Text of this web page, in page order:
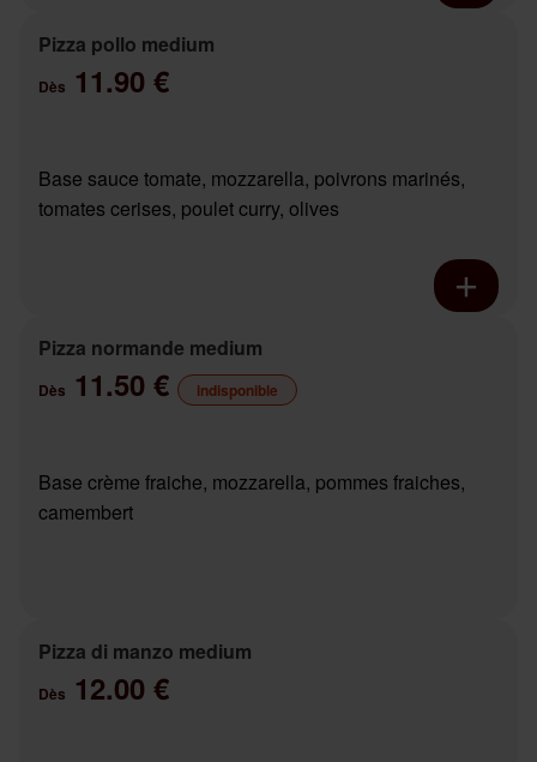
Pizza pollo medium
Dès 11.90 €
Base sauce tomate, mozzarella, poivrons marinés,
tomates cerises, poulet curry, olives
Pizza normande medium
Dès 11.50 € indisponible
Base crème fraiche, mozzarella, pommes fraiches,
camembert
Pizza di manzo medium
Dès 12.00 €